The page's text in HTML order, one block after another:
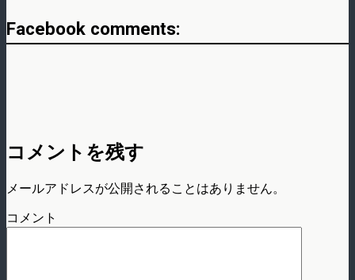
Facebook comments:
コメントを残す
メールアドレスが公開されることはありません。
コメント